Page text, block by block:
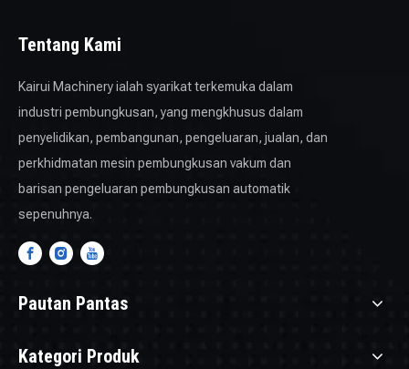
Tentang Kami
Kairui Machinery ialah syarikat terkemuka dalam
industri pembungkusan, yang mengkhusus dalam
penyelidikan, pembangunan, pengeluaran, jualan, dan
perkhidmatan mesin pembungkusan vakum dan
barisan pengeluaran pembungkusan automatik
sepenuhnya.
Pautan Pantas
Kategori Produk